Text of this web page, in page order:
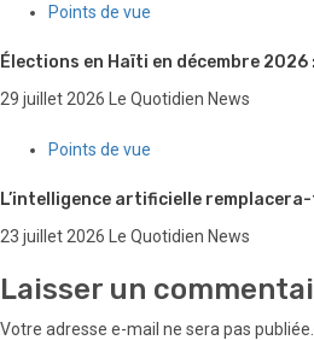
Points de vue
Élections en Haïti en décembre
29 juillet 2026 Le Quotidien News
Points de vue
L’intelligence artificielle
23 juillet 2026 Le Quotidien News
Laisser un
Votre adresse e-mail ne sera pas publiée.